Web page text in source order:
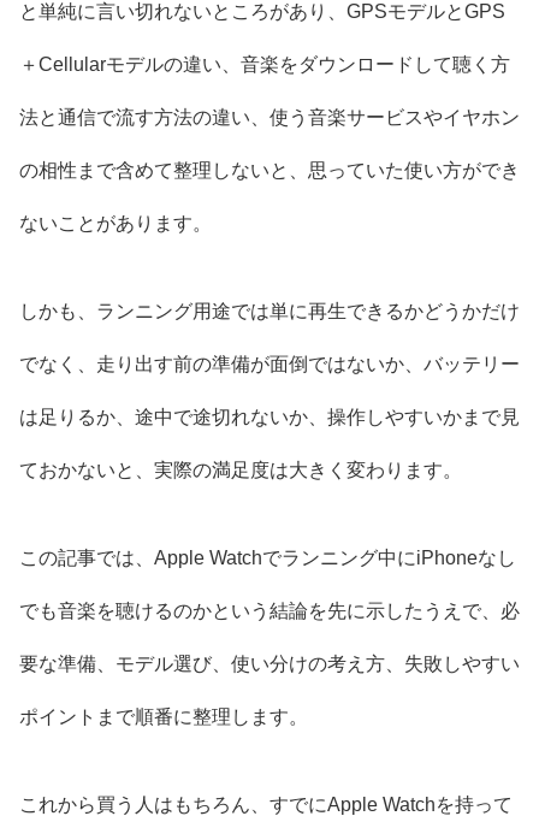
と単純に言い切れないところがあり、GPSモデルとGPS
＋Cellularモデルの違い、音楽をダウンロードして聴く方
法と通信で流す方法の違い、使う音楽サービスやイヤホン
の相性まで含めて整理しないと、思っていた使い方ができ
ないことがあります。
しかも、ランニング用途では単に再生できるかどうかだけ
でなく、走り出す前の準備が面倒ではないか、バッテリー
は足りるか、途中で途切れないか、操作しやすいかまで見
ておかないと、実際の満足度は大きく変わります。
この記事では、Apple Watchでランニング中にiPhoneなし
でも音楽を聴けるのかという結論を先に示したうえで、必
要な準備、モデル選び、使い分けの考え方、失敗しやすい
ポイントまで順番に整理します。
これから買う人はもちろん、すでにApple Watchを持って